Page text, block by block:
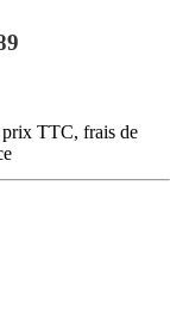
TTC, frais de